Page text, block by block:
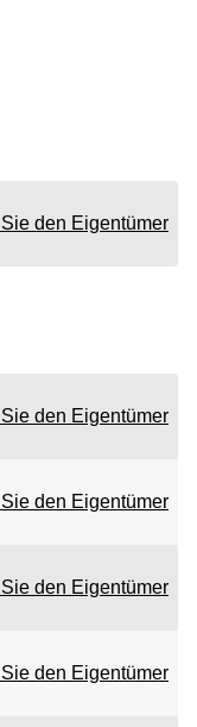
den Eigentümer
den Eigentümer
den Eigentümer
den Eigentümer
den Eigentümer